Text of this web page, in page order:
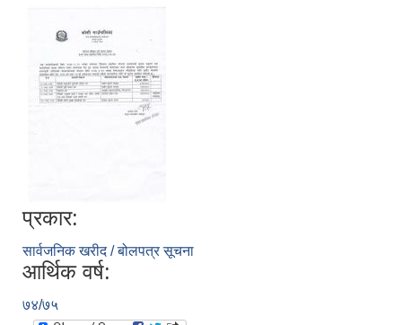
प्रकार:
सार्वजनिक खरीद / बोलपत्र सूचना
आर्थिक वर्ष:
७४/७५